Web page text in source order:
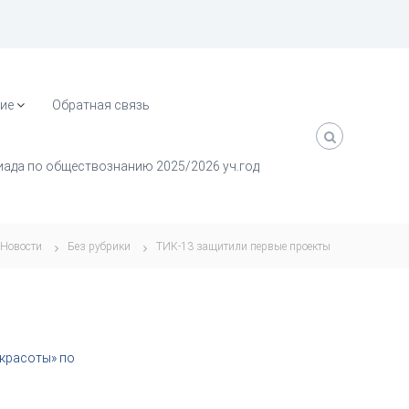
Обратная связь
по обществознанию 2025/2026 уч.год
Новости Без рубрики ТИК-13 защитили первые проекты
по